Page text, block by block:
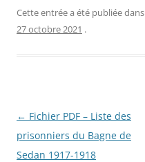
Cette entrée a été publiée dans
27 octobre 2021 .
Navigation
des
articles
← Fichier PDF – Liste des
prisonniers du Bagne de
Sedan 1917-1918